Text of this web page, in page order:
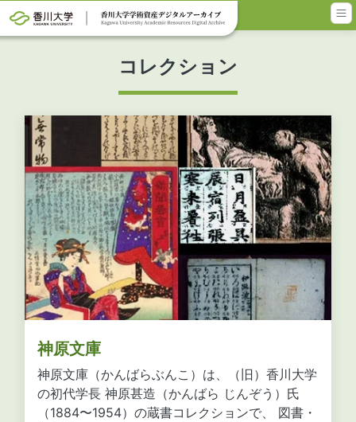
メインコンテンツに移動
コレクション
神原文庫
神原文庫（かんばらぶんこ）は、（旧）香川大学
の初代学長 神原甚造（かんばら じんぞう）氏
（1884〜1954）の蔵書コレクションで、 図書・